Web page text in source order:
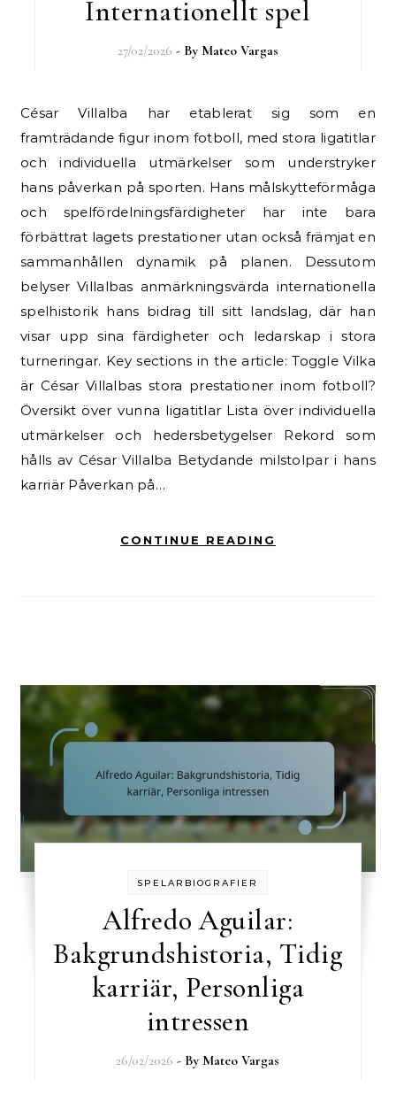
Internationellt spel
27/02/2026 - By Mateo Vargas
César Villalba har etablerat sig som en
framträdande figur inom fotboll, med stora ligatitlar
och individuella utmärkelser som understryker
hans påverkan på sporten. Hans målskytteförmåga
och spelfördelningsfärdigheter har inte bara
förbättrat lagets prestationer utan också främjat en
sammanhållen dynamik på planen. Dessutom
belyser Villalbas anmärkningsvärda internationella
spelhistorik hans bidrag till sitt landslag, där han
visar upp sina färdigheter och ledarskap i stora
turneringar. Key sections in the article: Toggle Vilka
är César Villalbas stora prestationer inom fotboll?
Översikt över vunna ligatitlar Lista över individuella
utmärkelser och hedersbetygelser Rekord som
hålls av César Villalba Betydande milstolpar i hans
karriär Påverkan på…
CONTINUE READING
SPELARBIOGRAFIER
Alfredo Aguilar:
Bakgrundshistoria, Tidig
karriär, Personliga
intressen
26/02/2026 - By Mateo Vargas